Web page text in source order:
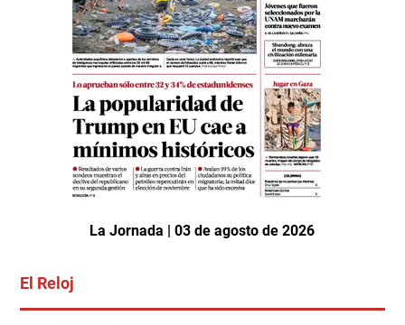
La Jornada | 03 de agosto de 2026
El Reloj